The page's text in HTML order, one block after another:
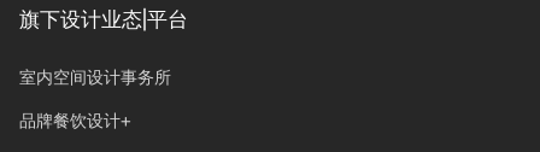
旗下设计业态|平台
室内空间设计事务所
品牌餐饮设计+